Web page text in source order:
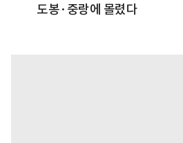
도봉·중랑에 몰렸다